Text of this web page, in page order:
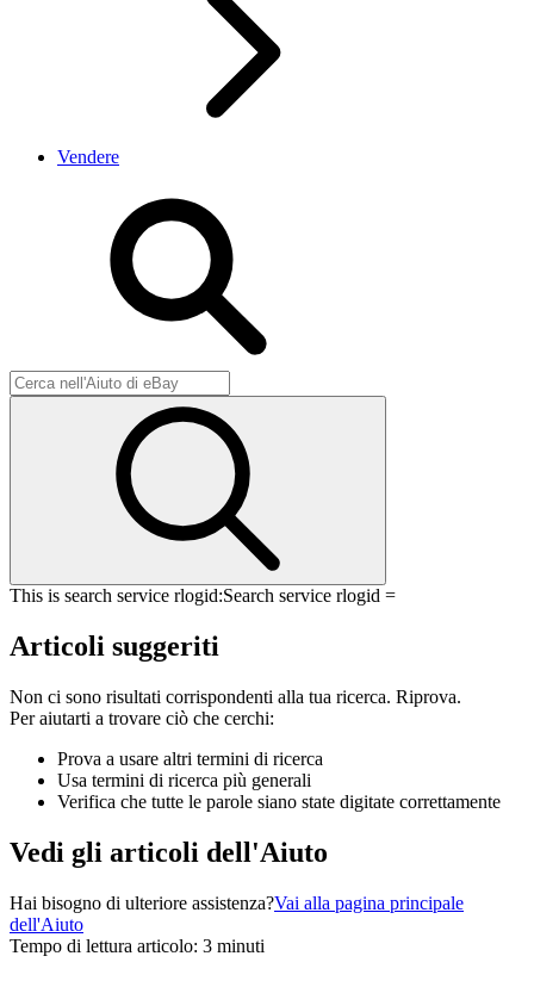
Vendere
This is search service rlogid:Search service rlogid =
Articoli suggeriti
Non ci sono risultati corrispondenti alla tua ricerca. Riprova.
Per aiutarti a trovare ciò che cerchi:
Prova a usare altri termini di ricerca
Usa termini di ricerca più generali
Verifica che tutte le parole siano state digitate correttamente
Vedi gli articoli dell'Aiuto
Hai bisogno di ulteriore assistenza?Vai alla pagina principale
dell'Aiuto
Tempo di lettura articolo: 3 minuti